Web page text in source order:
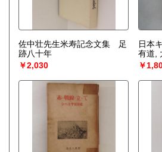
佐中壮先生米寿記念文集 足
跡八十年
￥2,030
日本
有道,
￥